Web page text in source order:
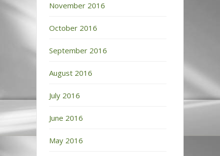
November 2016
October 2016
September 2016
August 2016
July 2016
June 2016
May 2016